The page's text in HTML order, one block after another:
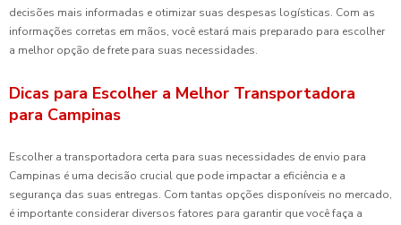
decisões mais informadas e otimizar suas despesas logísticas. Com as
informações corretas em mãos, você estará mais preparado para escolher
a melhor opção de frete para suas necessidades.
Dicas para Escolher a Melhor Transportadora
para Campinas
Escolher a transportadora certa para suas necessidades de envio para
Campinas é uma decisão crucial que pode impactar a eficiência e a
segurança das suas entregas. Com tantas opções disponíveis no mercado,
é importante considerar diversos fatores para garantir que você faça a